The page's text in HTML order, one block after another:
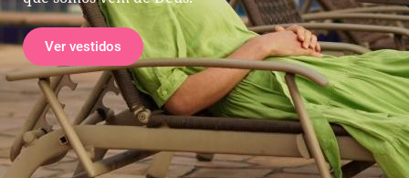
Ver vestidos